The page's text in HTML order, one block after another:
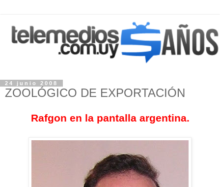
24 junio 2008
ZOOLÓGICO DE EXPORTACIÓN
Rafgon en la pantalla argentina.